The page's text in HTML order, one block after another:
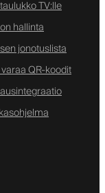
TV:lle
hallinta
jonotuslista
QR-koodit